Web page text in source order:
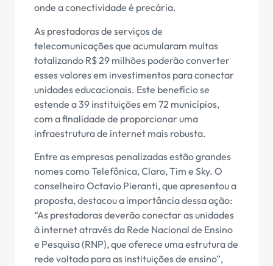
onde a conectividade é precária.
As prestadoras de serviços de
telecomunicações que acumularam multas
totalizando R$ 29 milhões poderão converter
esses valores em investimentos para conectar
unidades educacionais. Este benefício se
estende a 39 instituições em 72 municípios,
com a finalidade de proporcionar uma
infraestrutura de internet mais robusta.
Entre as empresas penalizadas estão grandes
nomes como Telefônica, Claro, Tim e Sky. O
conselheiro Octavio Pieranti, que apresentou a
proposta, destacou a importância dessa ação:
“As prestadoras deverão conectar as unidades
à internet através da Rede Nacional de Ensino
e Pesquisa (RNP), que oferece uma estrutura de
rede voltada para as instituições de ensino”,